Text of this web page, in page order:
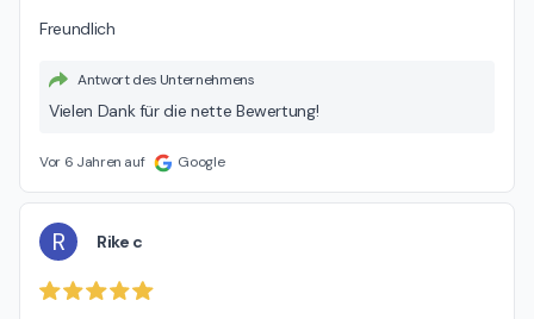
Freundlich
Antwort des Unternehmens
Vielen Dank für die nette Bewertung!
Vor 6 Jahren auf Google
R Rike c